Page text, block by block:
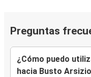
Preguntas
¿Cómo puedo
hacia Busto